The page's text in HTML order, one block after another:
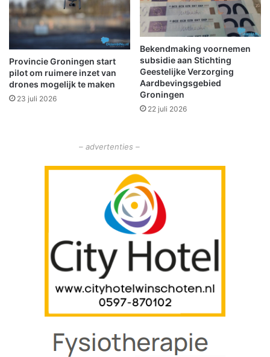
o
d
k
l
a
s
e
a
y
n
N
o
Provincie Groningen start
pilot om ruimere inzet van
drones mogelijk te maken
23 juli 2026
Bekendmaking voornemen
subsidie aan Stichting
Geestelijke Verzorging
Aardbevingsgebied
Groningen
22 juli 2026
– advertenties –